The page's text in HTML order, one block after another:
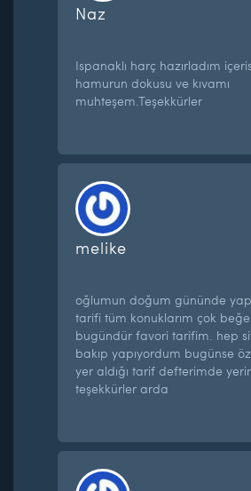
Naz
Ispanaklı harç hazırladım
hamurun dokusu ve kıvamı
muhteşem.Teşekkürler
melike
oğlumun doğum gününde
tarifi tüm konuklarım çok
bugündür favori tarifim. hep
bakıp yapıyordum bugünse
yer aldığı tarif defterimde yerini
teşekkürler arda